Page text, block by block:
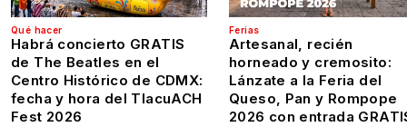
Qué hacer
Habrá concierto GRATIS
de The Beatles en el
Centro Histórico de CDMX:
fecha y hora del TlacuACH
Fest 2026
Ferias
Artesanal, recién
horneado y cremosito:
Lánzate a la Feria del
Queso, Pan y Rompope
2026 con entrada